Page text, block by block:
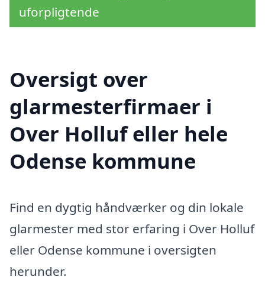
uforpligtende
Oversigt over
glarmesterfirmaer i
Over Holluf eller hele
Odense kommune
Find en dygtig håndværker og din lokale
glarmester med stor erfaring i Over Holluf
eller Odense kommune i oversigten
herunder.